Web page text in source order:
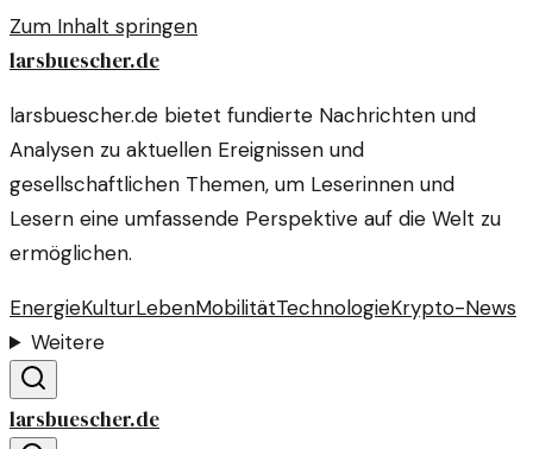
Zum Inhalt springen
larsbuescher.de
larsbuescher.de bietet fundierte Nachrichten und
Analysen zu aktuellen Ereignissen und
gesellschaftlichen Themen, um Leserinnen und
Lesern eine umfassende Perspektive auf die Welt zu
ermöglichen.
EnergieKulturLebenMobilitätTechnologieKrypto-News
Weitere
larsbuescher.de